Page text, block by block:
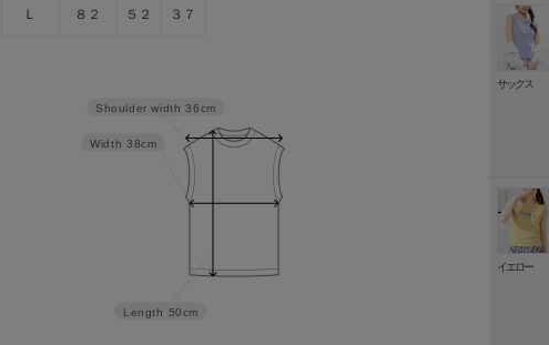
Ｌ ８２ ５２ ３７
Length 50cm
Width 38cm
Shoulder width 36cm
サックス
イエロー